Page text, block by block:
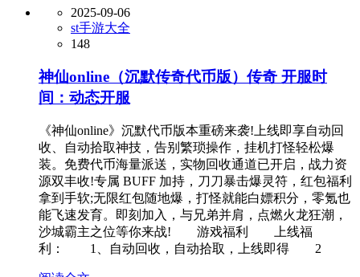
2025-09-06
st手游大全
148
神仙online（沉默传奇代币版）传奇 开服时
间：动态开服
《神仙online》沉默代币版本重磅来袭!上线即享自动回
收、自动拾取神技，告别繁琐操作，挂机打怪轻松爆
装。免费代币海量派送，实物回收通道已开启，战力资
源双丰收!专属 BUFF 加持，刀刀暴击爆灵符，红包福利
拿到手软;无限红包随地爆，打怪就能白嫖积分，零氪也
能飞速发育。即刻加入，与兄弟并肩，点燃火龙狂潮，
沙城霸主之位等你来战! 游戏福利 上线福
利： 1、自动回收，自动拾取，上线即得 2